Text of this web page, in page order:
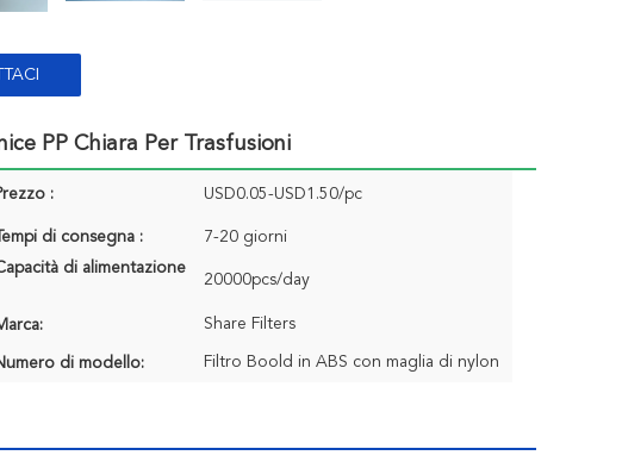
PP Chiara Per Trasfusioni
: USD0.05-USD1.50/pc
Tempi di consegna : 7-20 giorni
di alimentazione
20000pcs/day
Share Filters
di modello: Filtro Boold in ABS con maglia di nylon